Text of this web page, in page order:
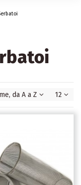
da A a Z 12